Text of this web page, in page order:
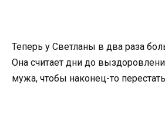
Теперь у Светланы в два раза
Она считает дни до
мужа, чтобы наконец-то